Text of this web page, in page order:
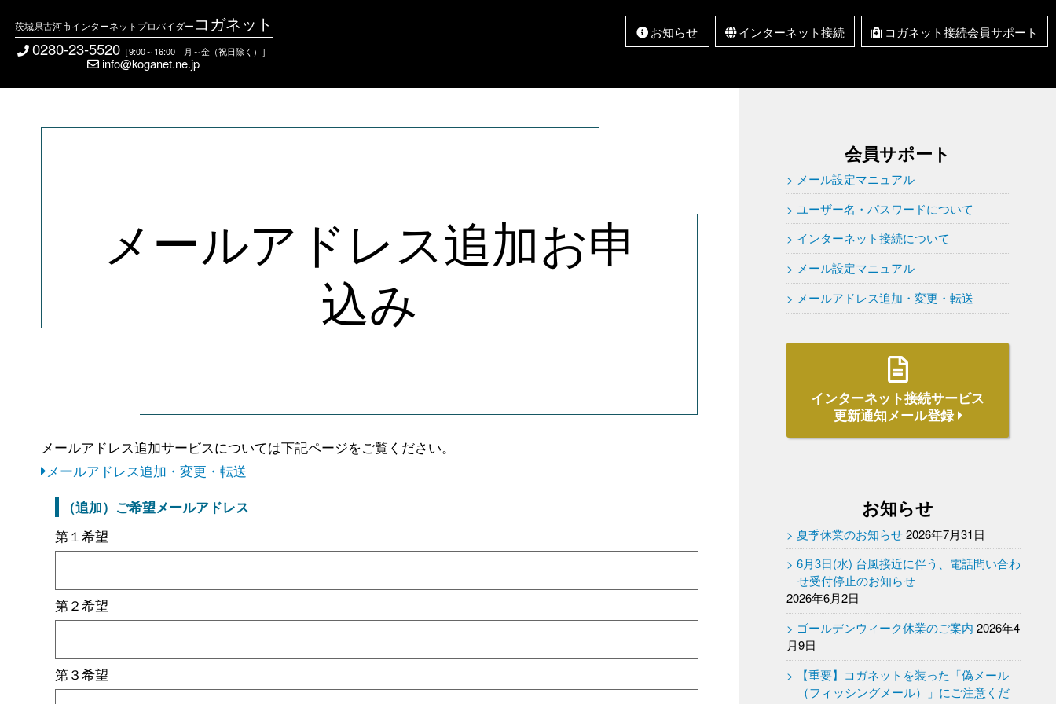
茨城県古河市インターネットプロバイダー コガネット
0280-23-5520［9:00～16:00 月～金（祝日除く）］
info@koganet.ne.jp
お知らせ
インターネット接続
コガネット接続会員サポート
ついて
ドについて
変更・転送
メールアドレス追加お申
込み
メールアドレス追加サービスについては下記ページをご覧ください。
メールアドレス追加・変更・転送
（追加）ご希望メールアドレス
第１希望
第２希望
第３希望
会員サポート
メール設定マニュアル
ユーザー名・パスワードについて
インターネット接続について
メール設定マニュアル
メールアドレス追加・変更・転送
インターネット接続サービス
更新通知メール登録
お知らせ
夏季休業のお知らせ 2026年7月31日
6月3日(水) 台風接近に伴う、電話問い合わ
せ受付停止のお知らせ
2026年6月2日
ゴールデンウィーク休業のご案内 2026年4
月9日
【重要】コガネットを装った「偽メール
（フィッシングメール）」にご注意くだ